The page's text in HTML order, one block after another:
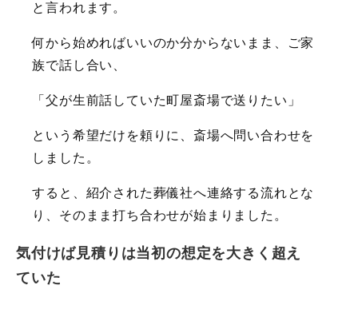
と言われます。
何から始めればいいのか分からないまま、ご家
族で話し合い、
「父が生前話していた町屋斎場で送りたい」
という希望だけを頼りに、斎場へ問い合わせを
しました。
すると、紹介された葬儀社へ連絡する流れとな
り、そのまま打ち合わせが始まりました。
気付けば見積りは当初の想定を大きく超え
ていた